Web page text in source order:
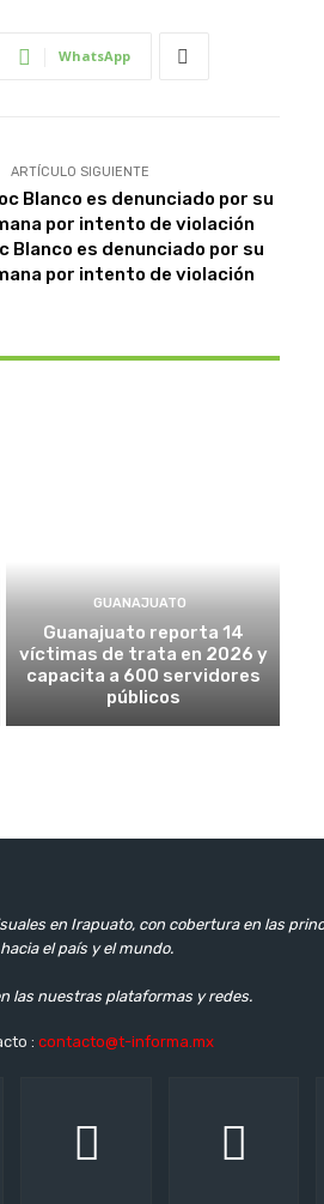
WhatsApp
ARTÍCULO SIGUIENTE
Blanco es denunciado por su
por intento de violación
GUANAJUATO
Guanajuato reporta 14
víctimas de trata en 2026 y
capacita a 600 servidores
públicos
en Irapuato, con cobertura en las
hacia el país y el mundo.
las nuestras plataformas y redes.
: contacto@t-informa.mx